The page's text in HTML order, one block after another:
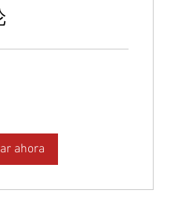
ahora